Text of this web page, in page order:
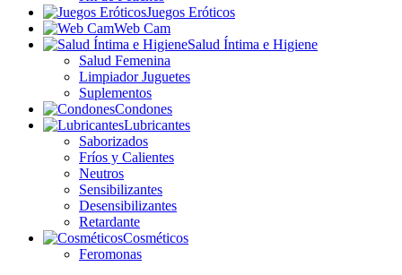
Juegos Eróticos
Web Cam
Salud Íntima e Higiene
Salud Femenina
Limpiador Juguetes
Suplementos
Condones
Lubricantes
Saborizados
Fríos y Calientes
Neutros
Sensibilizantes
Desensibilizantes
Retardante
Cosméticos
Feromonas